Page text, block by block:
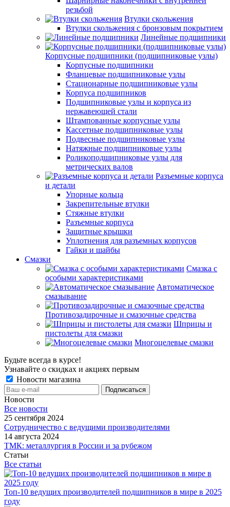
резьбой
Втулки скольжения
Втулки скольжения с бронзовым покрытием
Линейные подшипники
Корпусные подшипники (подшипниковые узлы)
Корпусные подшипники
Фланцевые подшипниковые узлы
Стационарные подшипниковые узлы
Корпуса подшипников
Подшипниковые узлы и корпуса из
нержавеющей стали
Штампованные корпусные узлы
Кассетные подшипниковые узлы
Подвесные подшипниковые узлы
Натяжные подшипниковые узлы
Роликоподшипниковые узлы для
метрических валов
Разъемные корпуса
и детали
Упорные кольца
Закрепительные втулки
Стяжные втулки
Разъемные корпуса
Защитные крышки
Уплотнения для разъемных корпусов
Гайки и шайбы
Смазки
Смазка с
особыми характеристиками
Автоматическое
смазывание
Противозадирочные и смазочные средства
Шприцы и
пистолеты для смазки
Многоцелевые смазки
Будьте всегда в курсе!
Узнавайте о скидках и акциях первым
Новости магазина
Новости
Все новости
25 сентября 2024
Сотрудничество с ведущими производителями
14 августа 2024
ТМК: металлургия в России и за рубежом
Статьи
Все статьи
Топ-10 ведущих производителей подшипников в мире в 2025
году